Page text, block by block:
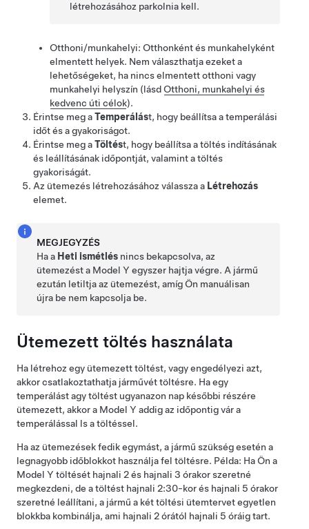
létrehozásához parkolnia kell.
Otthoni/munkahelyi: Otthonként és munkahelyként
elmentett helyek. Nem választhatja ezeket a
lehetőségeket, ha nincs elmentett otthoni vagy
munkahelyi helyszín (lásdOtthoni, munkahelyi és
kedvenc úti célok).
Érintse meg aTemperálást, hogy beállítsa a temperálási
időt és a gyakoriságot.
Érintse meg aTöltést, hogy beállítsa a töltés indításának
és leállításának időpontját, valamint a töltés
gyakoriságát.
Az ütemezés létrehozásához válassza a Létrehozás
elemet.
MEGJEGYZÉS
Ha a Heti ismétlés nincs bekapcsolva, az
ütemezést a Model Y egyszer hajtja végre. A jármű
ezután letiltja az ütemezést, amíg Ön manuálisan
újra be nem kapcsolja be.
Ütemezett töltés használata
Ha létrehoz egy ütemezett töltést, vagy engedélyezi azt,
akkor csatlakoztathatja járművét töltésre. Ha egy
temperálást agy töltést ugyanazon nap későbbi részére
ütemezett, akkor a Model Y addig az időpontig vár a
temperálással ls a töltéssel.
Ha az ütemezések fedik egymást, a jármű szükség esetén a
legnagyobb időblokkot használja fel töltésre. Példa: Ha Ön a
Model Y töltését hajnali 2 és hajnali 3 órakor szeretné
megkezdeni, de a töltést hajnali 2:30-kor és hajnali 5 órakor
szeretné leállítani, a jármű a két töltési ütemtervet egyetlen
blokkba kombinálja, ami hajnali 2 órától hajnali 5 óráig tart.